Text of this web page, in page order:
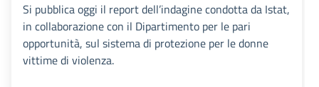
Si pubblica oggi il report dell’indagine condotta da Istat,
in collaborazione con il Dipartimento per le pari
opportunità, sul sistema di protezione per le donne
vittime di violenza.